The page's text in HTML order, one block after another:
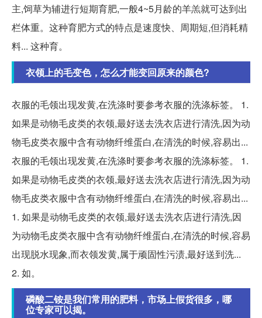
主,饲草为辅进行短期育肥,一般4~5月龄的羊羔就可达到出
栏体重。这种育肥方式的特点是速度快、周期短,但消耗精
料... 这种育。
衣领上的毛变色，怎么才能变回原来的颜色?
衣服的毛领出现发黄,在洗涤时要参考衣服的洗涤标签。 1.
如果是动物毛皮类的衣领,最好送去洗衣店进行清洗,因为动
物毛皮类衣服中含有动物纤维蛋白,在清洗的时候,容易出...
衣服的毛领出现发黄,在洗涤时要参考衣服的洗涤标签。 1.
如果是动物毛皮类的衣领,最好送去洗衣店进行清洗,因为动
物毛皮类衣服中含有动物纤维蛋白,在清洗的时候,容易出...
1. 如果是动物毛皮类的衣领,最好送去洗衣店进行清洗,因
为动物毛皮类衣服中含有动物纤维蛋白,在清洗的时候,容易
出现脱水现象,而衣领发黄,属于顽固性污渍,最好送到洗...
2. 如。
磷酸二铵是我们常用的肥料，市场上假货很多，哪
位专家可以揭。